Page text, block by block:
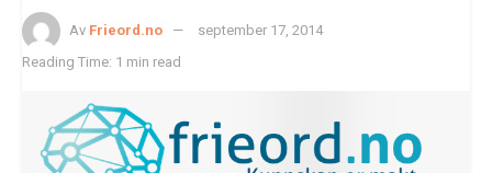
Av Frieord.no
september 17, 2014
Reading Time: 1 min read